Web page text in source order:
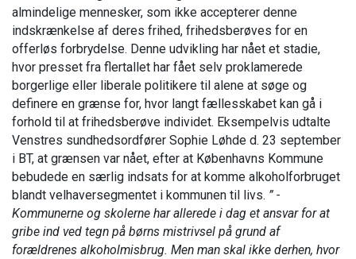
almindelige mennesker, som ikke accepterer denne
indskrænkelse af deres frihed, frihedsberøves for en
offerløs forbrydelse. Denne udvikling har nået et stadie,
hvor presset fra flertallet har fået selv proklamerede
borgerlige eller liberale politikere til alene at søge og
definere en grænse for, hvor langt fællesskabet kan gå i
forhold til at frihedsberøve individet. Eksempelvis udtalte
Venstres sundhedsordfører Sophie Løhde d. 23 september
i BT, at grænsen var nået, efter at Københavns Kommune
bebudede en særlig indsats for at komme alkoholforbruget
blandt velhaversegmentet i kommunen til livs. ” -
Kommunerne og skolerne har allerede i dag et ansvar for at
gribe ind ved tegn på børns mistrivsel på grund af
forældrenes alkoholmisbrug. Men man skal ikke derhen, hvor